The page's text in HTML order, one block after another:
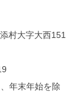
村大字大西151
年末年始を除